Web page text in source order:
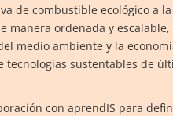
de combustible ecológico a la
manera ordenada y escalable,
medio ambiente y la
tecnologías sustentables de
con aprendIS para